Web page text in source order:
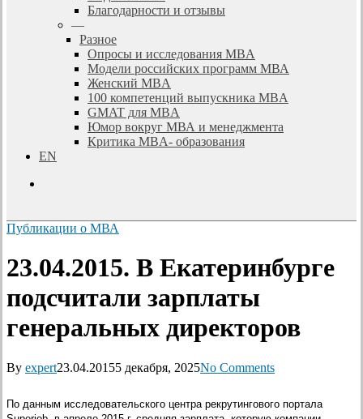
Благодарности и отзывы
—
Разное
Опросы и исследования MBA
Модели российских программ МВА
Женский MBA
100 компетенций выпускника MBA
GMAT для MBA
Юмор вокруг МВА и менеджмента
Критика MBA- образования
EN
Публикации о МВА
23.04.2015. В Екатеринбурге
подсчитали зарплаты
генеральных директоров
By expert23.04.20155 декабря, 2025No Comments
По данным исследовательского центра рекрутингового портала